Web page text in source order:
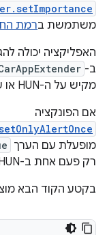
משתמשת ברמת
האפליקציה יכולה
ב-
מקיש על ה-HUN או על הווידג'ט של סרגל הניווט.
אם הפונקציה
מופעלת עם הערך
רק פעם אחת ב-HUN.
בקטע הקוד הבא